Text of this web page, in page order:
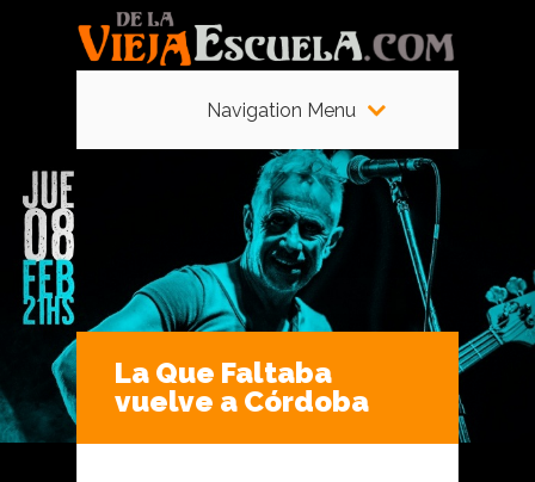
Navigation Menu
La Que Faltaba
vuelve a Córdoba